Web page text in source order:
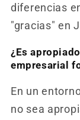
diferencias
"gracias" en
¿Es
empresarial
En un
no sea